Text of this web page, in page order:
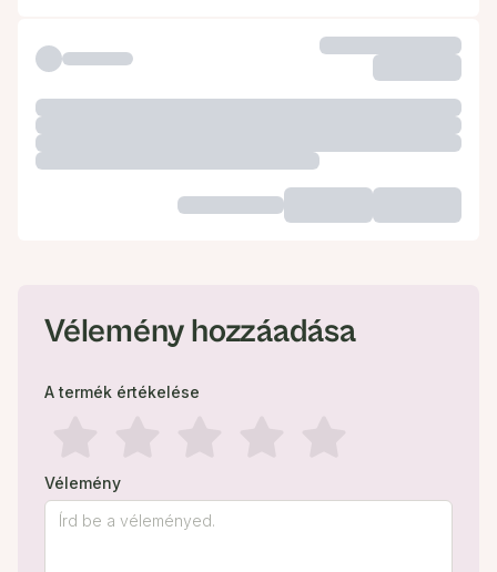
Vélemény hozzáadása
A termék értékelése
Vélemény